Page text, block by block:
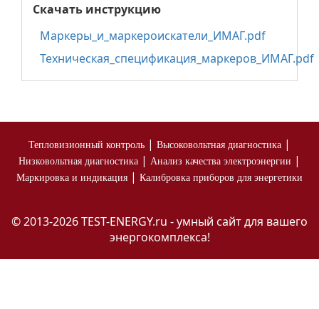
Скачать инструкцию
Маркеры_и_маркероискатели_ИМАГ.pdf
Техническая_спецификация_маркеров_ИМАГ.pdf
Тепловизионный контроль | Высоковольтная диагностика |
Низковольтная диагностика | Анализ качества электроэнергии |
Маркировка и индикация | Калибровка приборов для энергетики
© 2013-2026 TEST-ENERGY.ru - умный сайт для вашего
энергокомплекса!